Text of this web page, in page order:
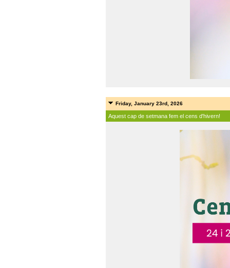
Friday, January 23rd, 2026
Aquest cap de setmana fem el cens d'hivern!